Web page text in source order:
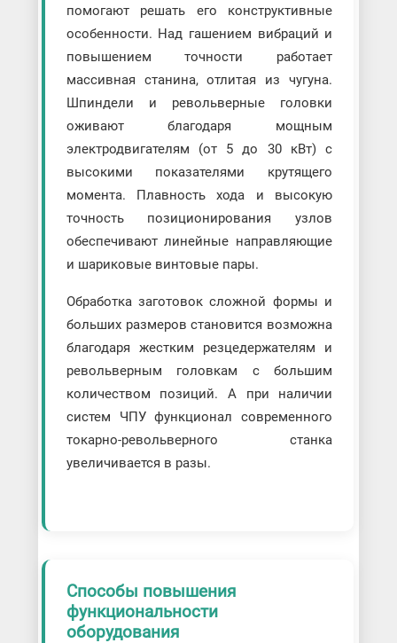
помогают решать его конструктивные
особенности. Над гашением вибраций и
повышением точности работает
массивная станина, отлитая из чугуна.
Шпиндели и револьверные головки
оживают благодаря мощным
электродвигателям (от 5 до 30 кВт) с
высокими показателями крутящего
момента. Плавность хода и высокую
точность позиционирования узлов
обеспечивают линейные направляющие
и шариковые винтовые пары.
Обработка заготовок сложной формы и
больших размеров становится возможна
благодаря жестким резцедержателям и
револьверным головкам с большим
количеством позиций. А при наличии
систем ЧПУ функционал современного
токарно-револьверного станка
увеличивается в разы.
Способы повышения
функциональности
оборудования